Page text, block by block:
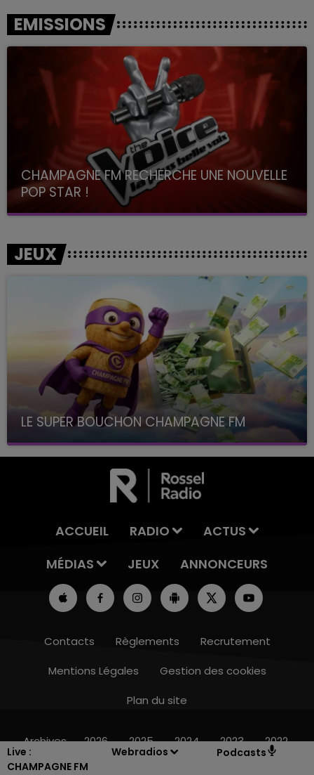
Live :
CHAMPAGNE FM
Webradios Podcasts
19h00 - 19h15
EMISSIONS
CHAMPAGNE FM RECHERCHE UNE NOUVELLE
POP STAR !
Toute la journée sur Champagne FM
JEUX
LE SUPER BOUCHON CHAMPAGNE FM
avec La Famille Champagne FM, à 8H10
ACCUEIL RADIO
ACTUS
MÉDIAS
JEUX ANNONCEURS
Contacts Règlements
Recrutement
Mentions Légales
Gestion des cookies
Plan du site
Archives 2026 2025 2024 2023 2022